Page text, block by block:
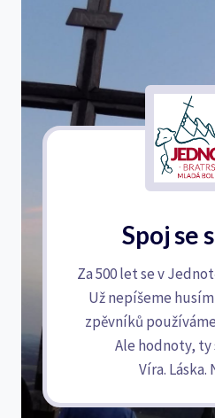
Spoj se
Za 500 let se v
Už nepíšeme
zpěvníků
Ale hodnoty, ty
Víra. Láska.